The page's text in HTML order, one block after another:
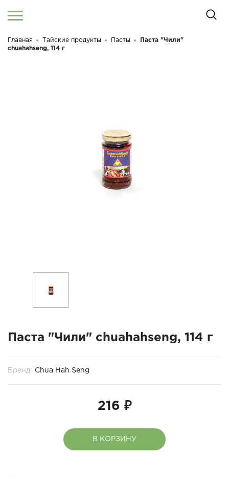
Войти / Регистрация
Здравствуйте! Что вы ищете?
Главная Тайские продукты Пасты
Паста "Чили"
chuahahseng, 114 г
Паста "Чили" chuahahseng, 114 г
Бренд: Chua Hah Seng
216 ₽
В КОРЗИНУ